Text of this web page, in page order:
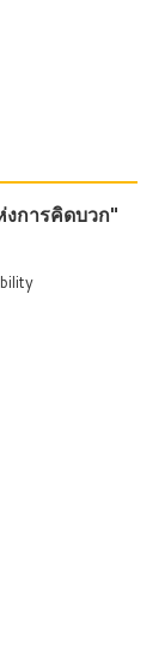
การคิดบวก"